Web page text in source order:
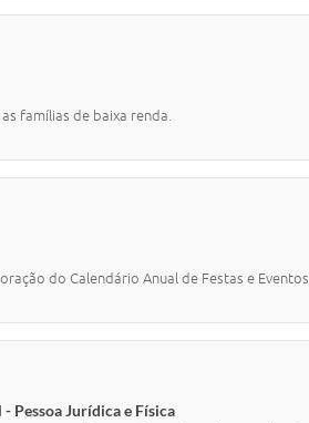
famílias de baixa renda.
do Calendário Anual de Festas e Eventos
Pessoa Jurídica e Física